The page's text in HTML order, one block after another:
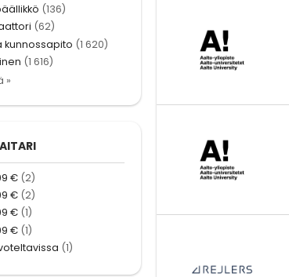
(136)
(62)
kunnossapito (1 620)
(1 616)
»
€ (2)
€ (2)
€ (1)
€ (1)
(1)